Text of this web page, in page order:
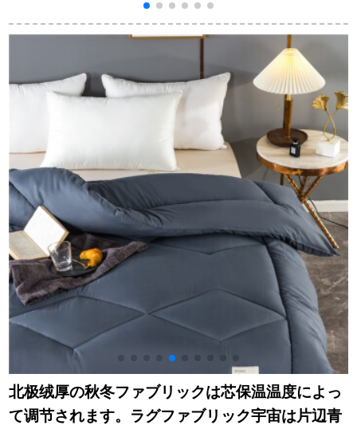
ネトル红款夏学生寮
けた。プロモーショ
ンは200*230 cm-約
ます。芯寮冬は学生
シングダムで温かい
梦四穴が厚いです。
す。
ベル夏にシンゲーム
寮の寝室に布団が薄
い鹿港小镇-粉
150*200 cm
北极绒厚の秋冬ファブリックは芯保温温度によっ
て调节されます。ラグファブリック宇宙は片辺青